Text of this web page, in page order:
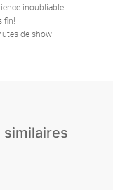
inoubliable
fin!
de show